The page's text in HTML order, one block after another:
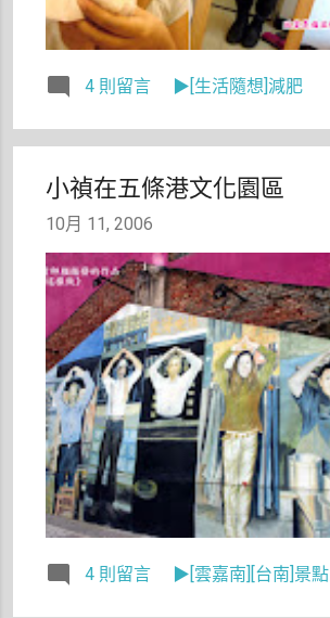
4 則留言 ▶[生活隨想]減肥
小禎在五條港文化園區
10月 11, 2006
4 則留言 ▶[雲嘉南][台南]景點